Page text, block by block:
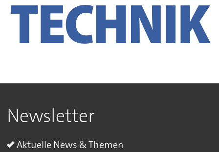
Newsletter
Aktuelle News & Themen